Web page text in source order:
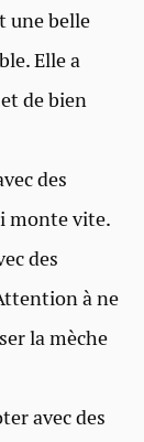
une belle
Elle a
de bien
des
monte vite.
des
à ne
la mèche
avec des